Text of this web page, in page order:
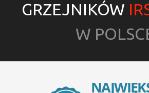
GRZEJNIKÓW
W